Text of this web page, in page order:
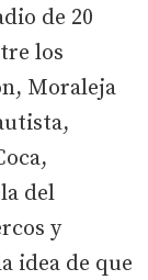
de 20
los
Moraleja
del
y
idea de que